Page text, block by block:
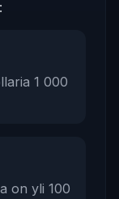
1 000
on yli 100